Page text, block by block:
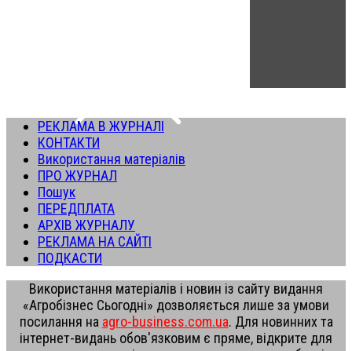
РЕКЛАМА В ЖУРНАЛІ
КОНТАКТИ
Використання матеріалів
ПРО ЖУРНАЛ
Пошук
ПЕРЕДПЛАТА
АРХІВ ЖУРНАЛУ
РЕКЛАМА НА САЙТІ
ПОДКАСТИ
Використання матеріалів і новин із сайту видання
«Агробізнес Сьогодні» дозволяється лише за умови
посилання на agro-business.com.ua. Для новинних та
інтернет-видань обов'язковим є пряме, відкрите для